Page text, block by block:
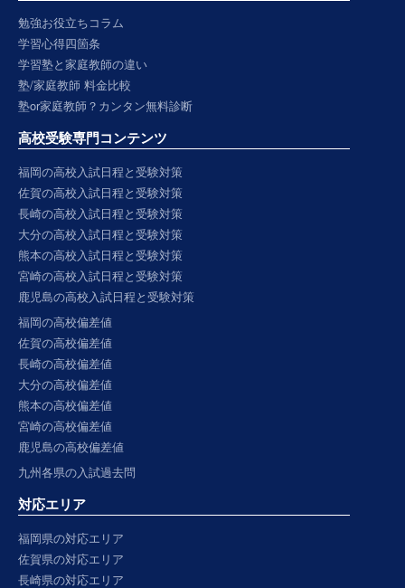
勉強お役立ちコラム
学習心得四箇条
学習塾と家庭教師の違い
塾/家庭教師 料金比較
塾or家庭教師？カンタン無料診断
高校受験専門コンテンツ
福岡の高校入試日程と受験対策
佐賀の高校入試日程と受験対策
長崎の高校入試日程と受験対策
大分の高校入試日程と受験対策
熊本の高校入試日程と受験対策
宮崎の高校入試日程と受験対策
鹿児島の高校入試日程と受験対策
福岡の高校偏差値
佐賀の高校偏差値
長崎の高校偏差値
大分の高校偏差値
熊本の高校偏差値
宮崎の高校偏差値
鹿児島の高校偏差値
九州各県の入試過去問
対応エリア
福岡県の対応エリア
佐賀県の対応エリア
長崎県の対応エリア